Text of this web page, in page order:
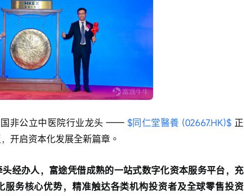
国非公立中医院行业龙头 —— $同仁堂醫養 (02667.HK)$ 正
开启资本化发展全新篇章。
经办人，富途凭借成熟的一站式数字化资本服务平台，充
服务核心优势，精准触达各类机构投资者及全球零售投资